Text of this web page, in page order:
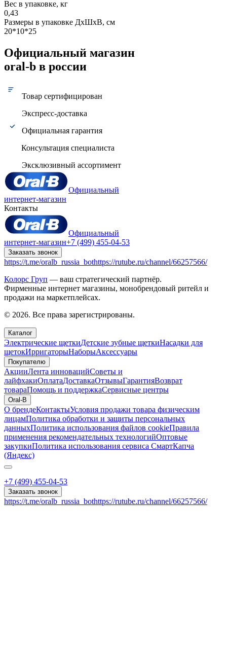
Вес в упаковке, кг
0,43
Размеры в упаковке ДxШxВ, см
20*10*25
Официальный магазин
oral-b в россии
Товар сертифицирован
Экспресс-доставка
Официальная гарантия
Консультация специалиста
Эксклюзивный ассортимент
Официальный
интернет-магазин
Контакты
Официальный
интернет-магазин+7 (499) 455-04-53
Заказать звонок
https://t.me/oralb_russia_bothttps://rutube.ru/channel/66257566/
Колорс Груп — ваш стратегический партнёр.
Фирменные интернет магазины, монобрендовый ритейл и
продажи на маркетплейсах.
© 2026. Все права зарегистрированы.
Каталог
Электрические щеткиДетские зубные щеткиНасадки для
щетокИрригаторыНаборыАксессуары
Покупателю
АкцииЛента инновацийСоветы и
лайфхакиОплатаДоставкаОтзывыГарантияВозврат
товараПомощь и поддержкаСервисные центры
Oral-B
О брендеКонтактыУсловия продажи товара физическим
лицамПолитика обработки и защиты персональных
данныхПолитика использования файлов cookieПравила
применения рекомендательных технологийОптовые
закупкиПолитика использования сервиса СмартКапча
(Яндекс)
+7 (499) 455-04-53
Заказать звонок
https://t.me/oralb_russia_bothttps://rutube.ru/channel/66257566/